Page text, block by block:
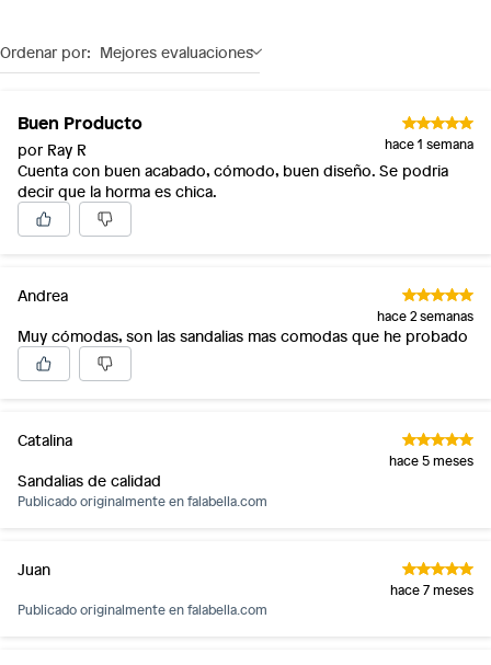
Ordenar por: Mejores evaluaciones
Buen Producto
por Ray R hace 1 semana
Cuenta con buen acabado, cómodo, buen diseño. Se podria
decir que la horma es chica.
Andrea
hace 2 semanas
Muy cómodas, son las sandalias mas comodas que he probado
Catalina
hace 5 meses
Sandalias de calidad
Publicado originalmente enfalabella.com
Juan
hace 7 meses
Publicado originalmente enfalabella.com